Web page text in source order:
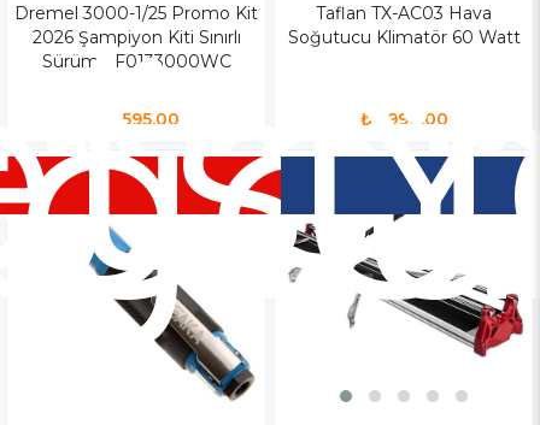
Dremel 3000-1/25 Promo Kit
2026 Şampiyon Kiti Sınırlı
Sürüm - F0133000WC
₺4.595,00
Taflan TX-AC03 Hava
Soğutucu Klimatör 60 Watt
₺9.990,00